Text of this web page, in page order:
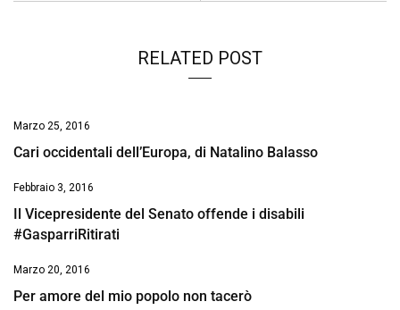
RELATED POST
Marzo 25, 2016
Cari occidentali dell’Europa, di Natalino Balasso
Febbraio 3, 2016
Il Vicepresidente del Senato offende i disabili
#GasparriRitirati
Marzo 20, 2016
Per amore del mio popolo non tacerò